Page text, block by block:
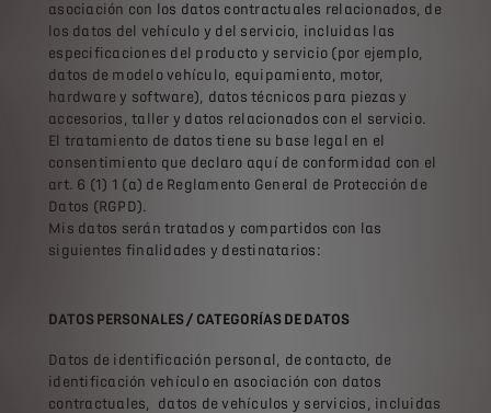
asociación con los datos contractuales relacionados, de
los datos del vehículo y del servicio, incluidas las
especificaciones del producto y servicio (por ejemplo,
datos de modelo vehículo, equipamiento, motor,
hardware y software), datos técnicos para piezas y
accesorios, taller y datos relacionados con el servicio.
El tratamiento de datos tiene su base legal en el
consentimiento que declaro aquí de conformidad con el
art. 6 (1) 1 (a) de Reglamento General de Protección de
Datos (RGPD).
Mis datos serán tratados y compartidos con las
siguientes finalidades y destinatarios:
DATOS PERSONALES / CATEGORÍAS DE DATOS
Datos de identificación personal, de contacto, de
identificación vehículo en asociación con datos
contractuales, datos de vehículos y servicios, incluidas